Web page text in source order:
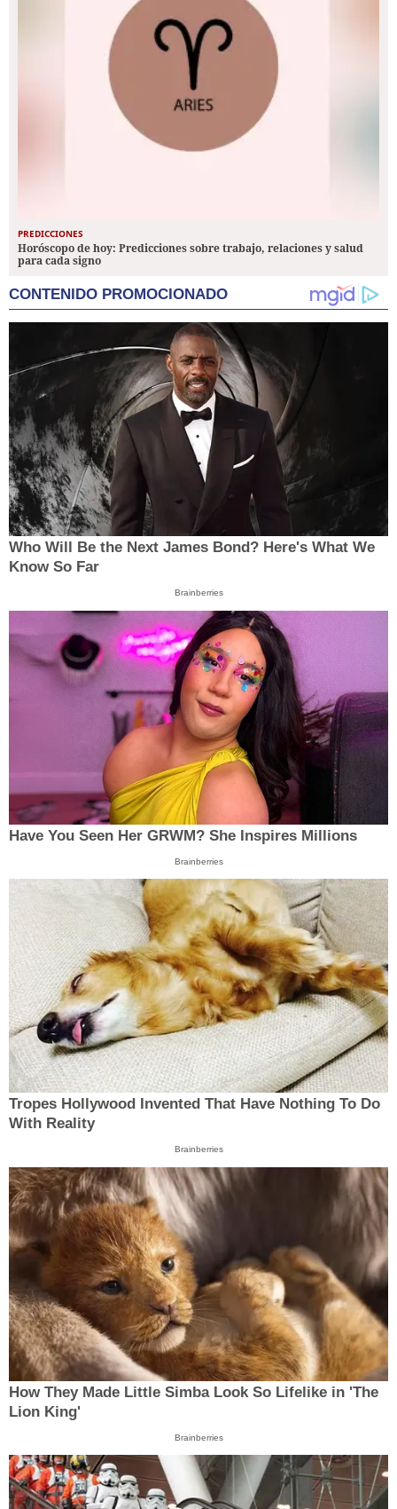
PREDICCIONES
Horóscopo de hoy: Predicciones sobre trabajo, relaciones y salud
para cada signo
CONTENIDO PROMOCIONADO
Who Will Be the Next James Bond? Here's What We
Know So Far
Brainberries
Have You Seen Her GRWM? She Inspires Millions
Brainberries
Tropes Hollywood Invented That Have Nothing To Do
With Reality
Brainberries
How They Made Little Simba Look So Lifelike in 'The
Lion King'
Brainberries